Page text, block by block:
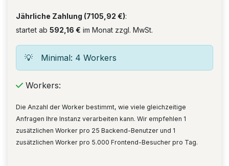
Jährliche Zahlung (7105,92 €):
startet ab 592,16 € im Monat zzgl. MwSt.
💡 Minimal: 4 Workers
Workers:
Die Anzahl der Worker bestimmt, wie viele gleichzeitige
Anfragen Ihre Instanz verarbeiten kann. Wir empfehlen 1
zusätzlichen Worker pro 25 Backend-Benutzer und 1
zusätzlichen Worker pro 5.000 Frontend-Besucher pro Tag.